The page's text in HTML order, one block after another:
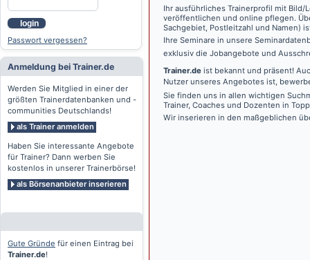
login
Passwort vergessen?
Anmeldung bei Trainer.de
Werden Sie Mitglied in einer der
größten Trainerdatenbanken und -
communities Deutschlands!
als Trainer anmelden
Haben Sie interessante Angebote
für Trainer? Dann werben Sie
kostenlos in unserer Trainerbörse!
als Börsenanbieter inserieren
Gute Gründe für einen Eintrag bei
Trainer.de!
Ihr ausführliches Trainerprofil mit
veröffentlichen und online pflegen.
Sachgebiet, Postleitzahl und Namen)
Ihre Seminare in unsere
exklusiv die Jobangebote und
Trainer.de ist bekannt und präsent!
Nutzer unseres Angebotes ist,
Sie finden uns in allen wichtigen
Trainer, Coaches und Dozenten in
Wir inserieren in den maßgeblichen